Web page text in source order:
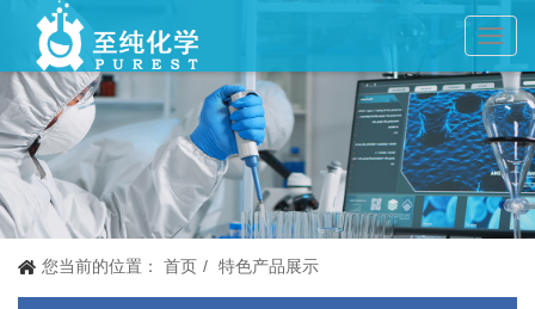
您当前的位置： 首页 特色产品展示